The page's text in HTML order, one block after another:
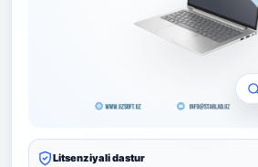
Litsenziyali dastur